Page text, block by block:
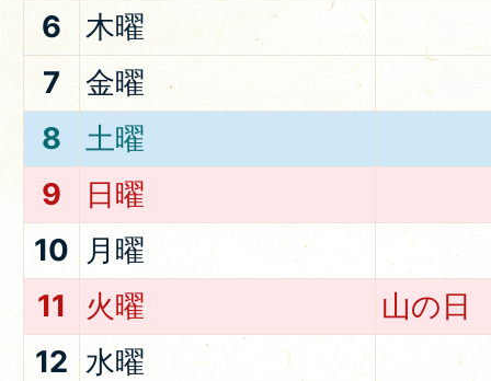
6
木曜
7
金曜
8
土曜
9
日曜
10
月曜
11
火曜
山の日
12 水曜